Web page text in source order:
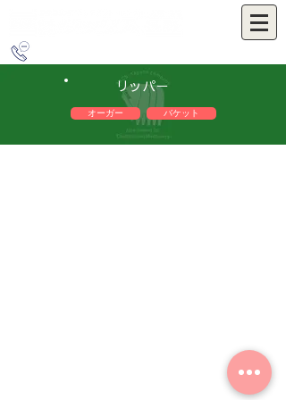
リッパー
オーガー バケット